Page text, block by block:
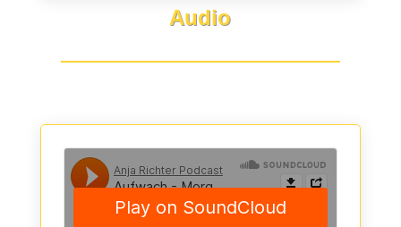
Audio